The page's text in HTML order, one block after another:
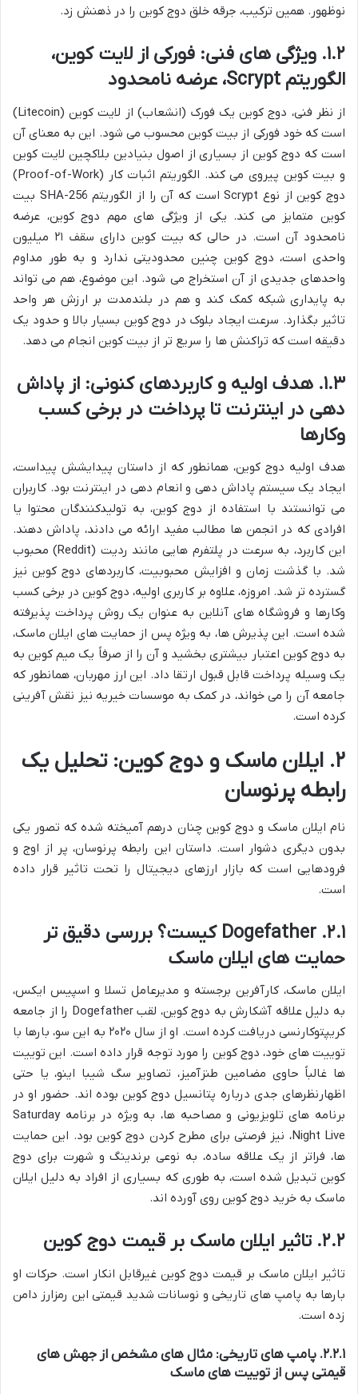
نوظهور. همین ترکیب، جرقه خلق دوج کوین را در ذهنش زد.
۱.۲. ویژگی های فنی: فورکی از لایت کوین،
الگوریتم Scrypt، عرضه نامحدود
از نظر فنی، دوج کوین یک فورک (انشعاب) از لایت کوین (Litecoin)
است که خود فورکی از بیت کوین محسوب می شود. این به معنای آن
است که دوج کوین از بسیاری از اصول بنیادین بلاکچین لایت کوین
و بیت کوین پیروی می کند. الگوریتم اثبات کار (Proof-of-Work)
دوج کوین از نوع Scrypt است که آن را از الگوریتم SHA-256 بیت
کوین متمایز می کند. یکی از ویژگی های مهم دوج کوین، عرضه
نامحدود آن است. در حالی که بیت کوین دارای سقف ۲۱ میلیون
واحدی است، دوج کوین چنین محدودیتی ندارد و به طور مداوم
واحدهای جدیدی از آن استخراج می شود. این موضوع، هم می تواند
به پایداری شبکه کمک کند و هم در بلندمدت بر ارزش هر واحد
تاثیر بگذارد. سرعت ایجاد بلوک در دوج کوین بسیار بالا و حدود یک
دقیقه است که تراکنش ها را سریع تر از بیت کوین انجام می دهد.
۱.۳. هدف اولیه و کاربردهای کنونی: از پاداش
دهی در اینترنت تا پرداخت در برخی کسب
وکارها
هدف اولیه دوج کوین، همانطور که از داستان پیدایشش پیداست،
ایجاد یک سیستم پاداش دهی و انعام دهی در اینترنت بود. کاربران
می توانستند با استفاده از دوج کوین، به تولیدکنندگان محتوا یا
افرادی که در انجمن ها مطالب مفید ارائه می دادند، پاداش دهند.
این کاربرد، به سرعت در پلتفرم هایی مانند ردیت (Reddit) محبوب
شد. با گذشت زمان و افزایش محبوبیت، کاربردهای دوج کوین نیز
گسترده تر شد. امروزه، علاوه بر کاربری اولیه، دوج کوین در برخی کسب
وکارها و فروشگاه های آنلاین به عنوان یک روش پرداخت پذیرفته
شده است. این پذیرش ها، به ویژه پس از حمایت های ایلان ماسک،
به دوج کوین اعتبار بیشتری بخشید و آن را از صرفاً یک میم کوین به
یک وسیله پرداخت قابل قبول ارتقا داد. این ارز مهربان، همانطور که
جامعه آن را می خواند، در کمک به موسسات خیریه نیز نقش آفرینی
کرده است.
۲. ایلان ماسک و دوج کوین: تحلیل یک
رابطه پرنوسان
نام ایلان ماسک و دوج کوین چنان درهم آمیخته شده که تصور یکی
بدون دیگری دشوار است. داستان این رابطه پرنوسان، پر از اوج و
فرودهایی است که بازار ارزهای دیجیتال را تحت تاثیر قرار داده
است.
۲.۱. Dogefather کیست؟ بررسی دقیق تر
حمایت های ایلان ماسک
ایلان ماسک، کارآفرین برجسته و مدیرعامل تسلا و اسپیس ایکس،
به دلیل علاقه آشکارش به دوج کوین، لقب Dogefather را از جامعه
کریپتوکارنسی دریافت کرده است. او از سال ۲۰۲۰ به این سو، بارها با
توییت های خود، دوج کوین را مورد توجه قرار داده است. این توییت
ها غالباً حاوی مضامین طنزآمیز، تصاویر سگ شیبا اینو، یا حتی
اظهارنظرهای جدی درباره پتانسیل دوج کوین بوده اند. حضور او در
برنامه های تلویزیونی و مصاحبه ها، به ویژه در برنامه Saturday
Night Live، نیز فرصتی برای مطرح کردن دوج کوین بود. این حمایت
ها، فراتر از یک علاقه ساده، به نوعی برندینگ و شهرت برای دوج
کوین تبدیل شده است، به طوری که بسیاری از افراد به دلیل ایلان
ماسک به خرید دوج کوین روی آورده اند.
۲.۲. تاثیر ایلان ماسک بر قیمت دوج کوین
تاثیر ایلان ماسک بر قیمت دوج کوین غیرقابل انکار است. حرکات او
بارها به پامپ های تاریخی و نوسانات شدید قیمتی این رمزارز دامن
زده است.
۲.۲.۱. پامپ های تاریخی: مثال های مشخص از جهش های
قیمتی پس از توییت های ماسک